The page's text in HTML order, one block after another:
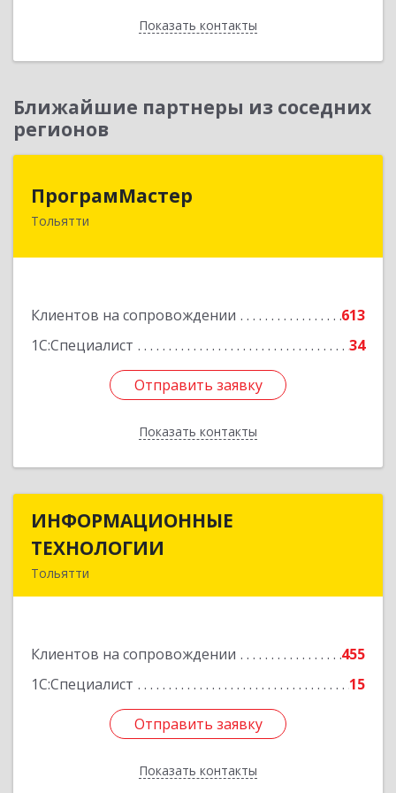
Показать контакты
Назад
Ближайшие партнеры из соседних
регионов
ПрограмМастер
Тольятти
Клиентов на сопровождении
613
1С:Специалист
34
Отправить заявку
Показать контакты
Отправить заявку
Назад
ИНФОРМАЦИОННЫЕ
ТЕХНОЛОГИИ
Тольятти
Клиентов на сопровождении
455
1С:Специалист
15
Отправить заявку
Показать контакты
ИНФОРМАЦИОННЫЕ
Подробнее
Отправить заявку
Назад